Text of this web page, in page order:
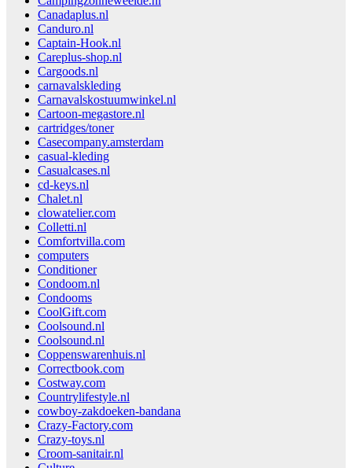
Canadaplus.nl
Canduro.nl
Captain-Hook.nl
Careplus-shop.nl
Cargoods.nl
carnavalskleding
Carnavalskostuumwinkel.nl
Cartoon-megastore.nl
cartridges/toner
Casecompany.amsterdam
casual-kleding
Casualcases.nl
cd-keys.nl
Chalet.nl
clowatelier.com
Colletti.nl
Comfortvilla.com
computers
Conditioner
Condoom.nl
Condooms
CoolGift.com
Coolsound.nl
Coolsound.nl
Coppenswarenhuis.nl
Correctbook.com
Costway.com
Countrylifestyle.nl
cowboy-zakdoeken-bandana
Crazy-Factory.com
Crazy-toys.nl
Croom-sanitair.nl